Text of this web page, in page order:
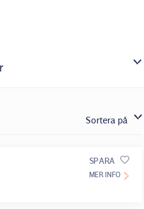
Sortera på
SPARA
MER INFO